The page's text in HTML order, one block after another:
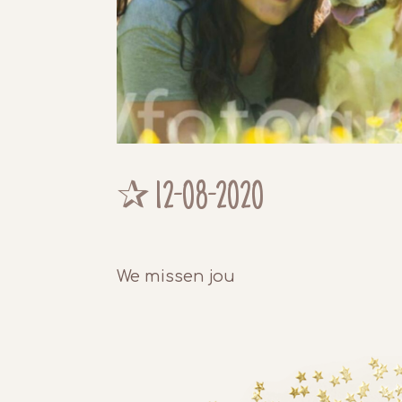
✰ 12-08-2020
We missen jou